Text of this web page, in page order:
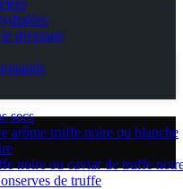
dressage
secs
arôme truffe noire ou blanche
noire ou caviar de truffe
de truffe